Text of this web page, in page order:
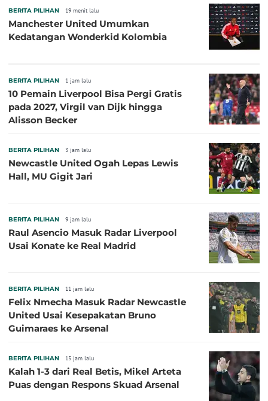
BERITA PILIHAN 19 menit lalu
Manchester United Umumkan
Kedatangan Wonderkid Kolombia
BERITA PILIHAN 1 jam lalu
10 Pemain Liverpool Bisa Pergi Gratis
pada 2027, Virgil van Dijk hingga
Alisson Becker
BERITA PILIHAN 3 jam lalu
Newcastle United Ogah Lepas Lewis
Hall, MU Gigit Jari
BERITA PILIHAN 9 jam lalu
Raul Asencio Masuk Radar Liverpool
Usai Konate ke Real Madrid
BERITA PILIHAN 11 jam lalu
Felix Nmecha Masuk Radar Newcastle
United Usai Kesepakatan Bruno
Guimaraes ke Arsenal
BERITA PILIHAN 15 jam lalu
Kalah 1-3 dari Real Betis, Mikel Arteta
Puas dengan Respons Skuad Arsenal